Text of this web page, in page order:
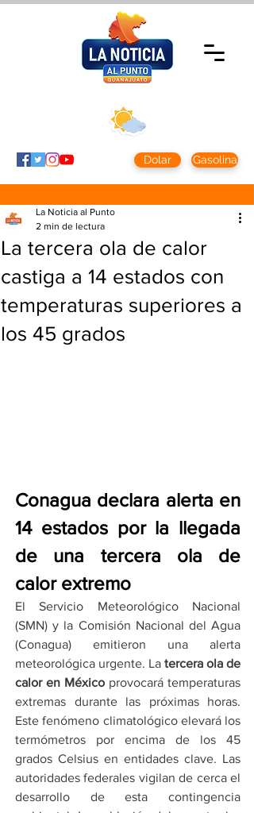
Dolar Gasolina
La tercera ola de calor
castiga a 14 estados con
temperaturas superiores a
los 45 grados
La Noticia al Punto
2 min de lectura
Conagua declara alerta en
14 estados por la llegada
de una tercera ola de
calor extremo
El Servicio Meteorológico Nacional
(SMN) y la Comisión Nacional del Agua
(Conagua) emitieron una alerta
meteorológica urgente. La tercera ola de
calor en México provocará temperaturas
extremas durante las próximas horas.
Este fenómeno climatológico elevará los
termómetros por encima de los 45
grados Celsius en entidades clave. Las
autoridades federales vigilan de cerca el
desarrollo de esta contingencia